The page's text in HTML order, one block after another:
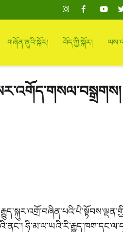
གཞོན་ནུའི་སྐོར། བོད་ཀྱི་སྐོར།